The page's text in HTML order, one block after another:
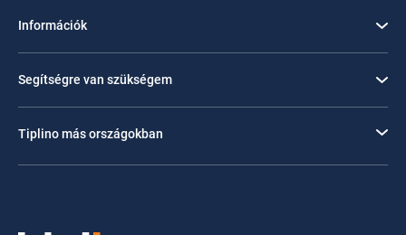
Információk
Segítségre van szükségem
Tiplino más országokban